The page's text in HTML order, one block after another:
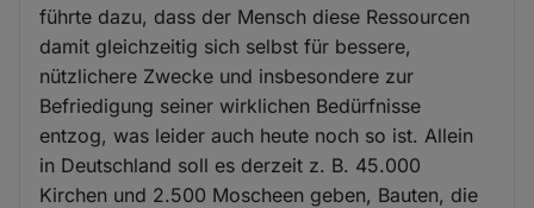
führte dazu, dass der Mensch diese Ressourcen
damit gleichzeitig sich selbst für bessere,
nützlichere Zwecke und insbesondere zur
Befriedigung seiner wirklichen Bedürfnisse
entzog, was leider auch heute noch so ist. Allein
in Deutschland soll es derzeit z. B. 45.000
Kirchen und 2.500 Moscheen geben, Bauten, die